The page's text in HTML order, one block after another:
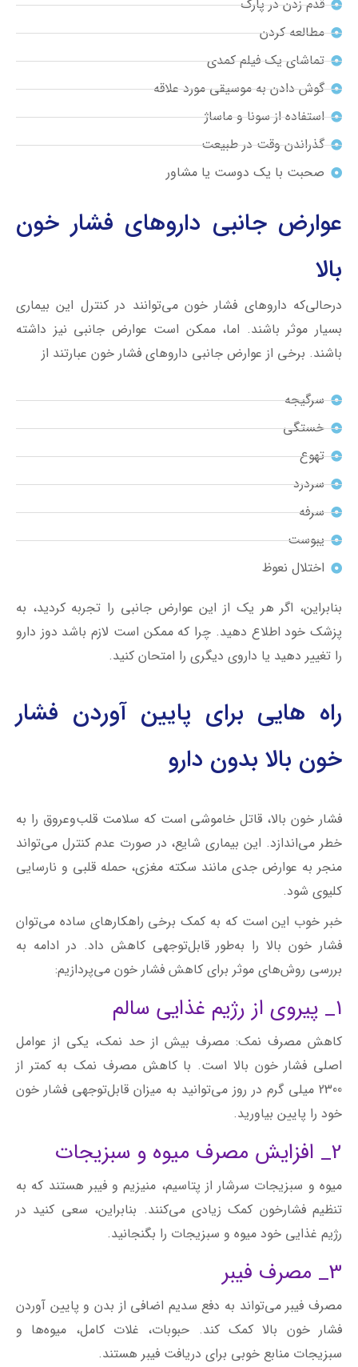
قدم زدن در پارک
مطالعه کردن
تماشای یک فیلم کمدی
گوش دادن به موسیقی مورد علاقه
استفاده از سونا و ماساژ
گذراندن وقت در طبیعت
صحبت با یک دوست یا مشاور
عوارض جانبی داروهای فشار خون
بالا
در‌حالی‌که داروهای فشار خون می‌توانند در کنترل این بیماری
بسیار موثر باشند. اما، ممکن است عوارض جانبی نیز داشته
باشند. برخی از عوارض جانبی داروهای فشار خون عبارتند از
سرگیجه
خستگی
تهوع
سردرد
سرفه
یبوست
اختلال نعوظ
بنابراین، اگر هر یک از این عوارض جانبی را تجربه کردید، به
پزشک خود اطلاع دهید. چرا که ممکن است لازم باشد دوز دارو
را تغییر دهید یا داروی دیگری را امتحان کنید.
راه هایی برای پایین آوردن فشار
خون بالا بدون دارو
فشار خون بالا، قاتل خاموشی است که سلامت قلب‌‌‌و‌‌عروق را به
خطر می‌اندازد. این بیماری شایع، در صورت عدم کنترل می‌تواند
منجر به عوارض جدی مانند سکته مغزی، حمله قلبی و نارسایی
کلیوی شود.
خبر خوب این است که به کمک برخی راهکارهای ساده می‌توان
فشار خون بالا را به‌طور قابل‌توجهی کاهش داد. در ادامه به
بررسی روش‌‌های موثر برای کاهش فشار خون می‌پردازیم:
1_ پیروی از رژیم غذایی سالم
کاهش مصرف نمک: مصرف بیش از حد نمک، یکی از عوامل
اصلی فشار خون بالا است. با کاهش مصرف نمک به کمتر از
2300 میلی گرم در روز می‌توانید به میزان قابل‌توجهی فشار خون
خود را پایین بیاورید.
2_ افزایش مصرف میوه و سبزیجات
میوه و سبزیجات سرشار از پتاسیم، منیزیم و فیبر هستند که به
تنظیم فشارخون کمک زیادی می‌کنند. بنابراین، سعی کنید در
رژیم غذایی خود میوه و سبزیجات را بگنجانید.
3_ مصرف فیبر
مصرف فیبر می‌تواند به دفع سدیم اضافی از بدن و پایین آوردن
فشار خون بالا کمک کند. حبوبات، غلات کامل، میوه‌ها و
سبزیجات منابع خوبی برای دریافت فیبر هستند.